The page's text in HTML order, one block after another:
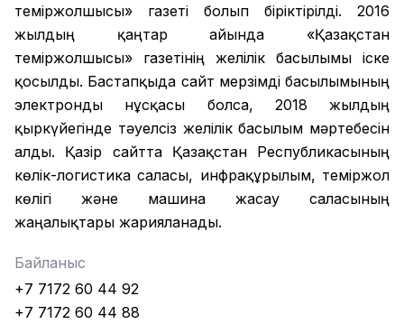
теміржолшысы» газеті болып біріктірілді. 2016
жылдың қаңтар айында «Қазақстан
теміржолшысы» газетінің желілік басылымы іске
қосылды. Бастапқыда сайт мерзімді басылымының
электронды нұсқасы болса, 2018 жылдың
қыркүйегінде тәуелсіз желілік басылым мәртебесін
алды. Қазір сайтта Қазақстан Республикасының
көлік-логистика саласы, инфрақұрылым, теміржол
көлігі және машина жасау саласының
жаңалықтары жарияланады.
Байланыс
+7 7172 60 44 92
+7 7172 60 44 88